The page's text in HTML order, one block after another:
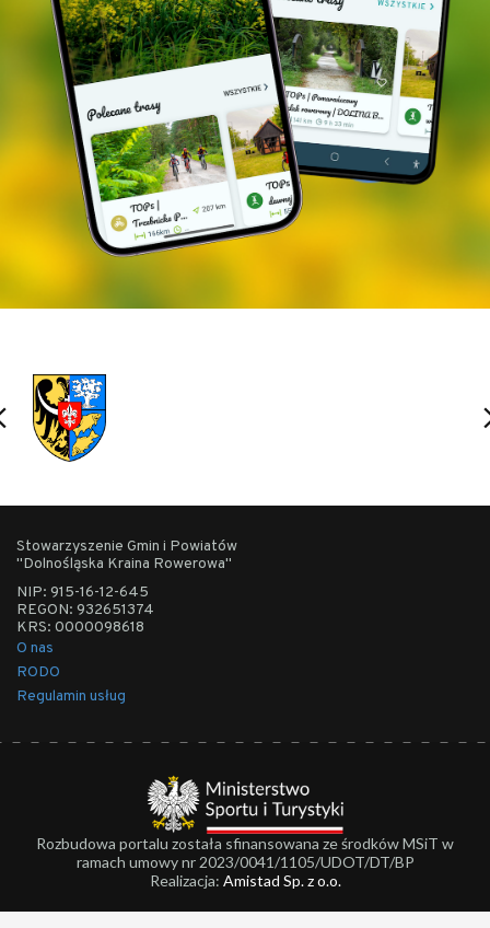
Stowarzyszenie Gmin i Powiatów
"Dolnośląska Kraina Rowerowa"
NIP: 915-16-12-645
REGON: 932651374
KRS: 0000098618
O nas
RODO
Regulamin usług
Rozbudowa portalu została sfinansowana ze środków MSiT w
ramach umowy nr 2023/0041/1105/UDOT/DT/BP
Realizacja: Amistad Sp. z o.o.